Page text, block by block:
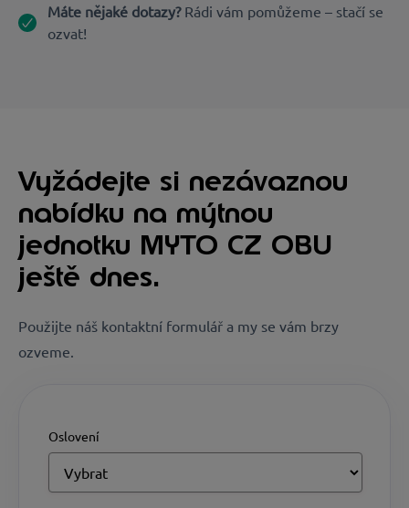
Máte nějaké dotazy?Rádi vám pomůžeme – stačí se
ozvat!
Vyžádejte si nezávaznou
nabídku na mýtnou
jednotku MYTO CZ OBU
ještě dnes.
Použijte náš kontaktní formulář a my se vám brzy
ozveme.
Oslovení